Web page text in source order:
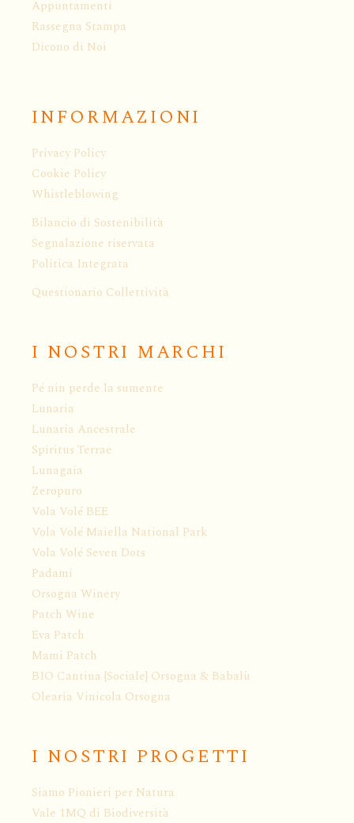
Appuntamenti
Rassegna Stampa
Dicono di Noi
INFORMAZIONI
Privacy Policy
Cookie Policy
Whistleblowing
Bilancio di Sostenibilità
Segnalazione riservata
Politica Integrata
Questionario Collettività
I NOSTRI MARCHI
Pé nin perde la sumente
Lunaria
Lunaria Ancestrale
Spiritus Terrae
Lunagaia
Zeropuro
Vola Volé BEE
Vola Volé Maiella National Park
Vola Volé Seven Dots
Padami
Orsogna Winery
Patch Wine
Eva Patch
Mami Patch
BIO Cantina {Sociale} Orsogna & Babalù
Olearia Vinicola Orsogna
I NOSTRI PROGETTI
Siamo Pionieri per Natura
Vale 1MQ di Biodiversità